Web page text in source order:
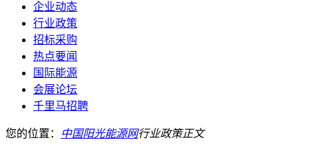
企业动态
行业政策
招标采购
热点要闻
国际能源
会展论坛
千里马招聘
您的位置： 中国阳光能源网行业政策正文